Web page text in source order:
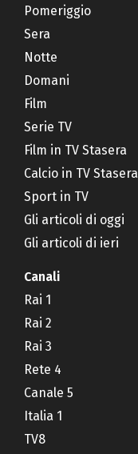
Pomeriggio
Sera
Notte
Domani
Film
Serie TV
Film in TV Stasera
Calcio in TV Stasera
Sport in TV
Gli articoli di oggi
Gli articoli di ieri
Canali
Rai 1
Rai 2
Rai 3
Rete 4
Canale 5
Italia 1
TV8